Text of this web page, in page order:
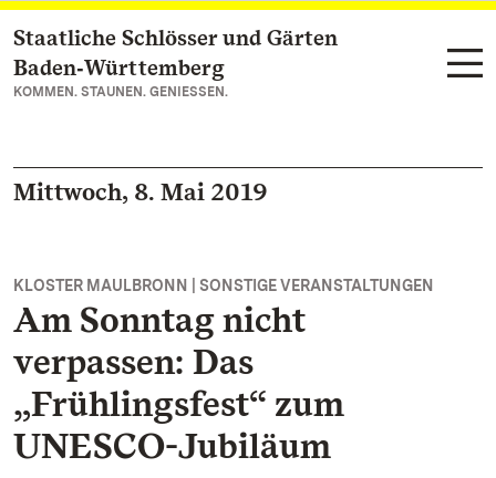
Zum Hauptinhalt springen
Staatliche Schlösser und Gärten
Baden‑Württemberg
KOMMEN. STAUNEN. GENIESSEN.
Mittwoch, 8. Mai 2019
KLOSTER MAULBRONN | SONSTIGE VERANSTALTUNGEN
Am Sonntag nicht
verpassen: Das
„Frühlingsfest“ zum
UNESCO-Jubiläum